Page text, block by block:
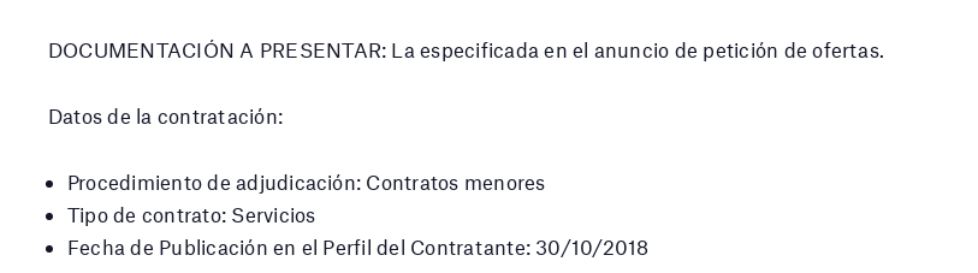
DOCUMENTACIÓN A PRESENTAR: La especificada en el anuncio de petición de ofertas.
Datos de la contratación:
Procedimiento de adjudicación: Contratos menores
Tipo de contrato: Servicios
Fecha de Publicación en el Perfil del Contratante: 30/10/2018